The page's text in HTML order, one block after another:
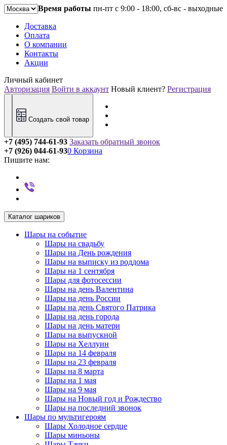
Время работы пн-пт с 9:00 - 18:00, сб-вс - выходные
Доставка
Оплата
О компании
Контакты
Акции
Личный кабинет
Авторизация Войти в аккаунт Новый клиент? Регистрация
Создать свой товар
+7 (495) 744-61-93 Заказать обратный звонок
+7 (926) 044-61-93
Пишите нам:
0 Корзина
Каталог шариков
Шары на событие
Шары на свадьбу
Шары на День рождения
Шары на выписку из роддома
Шары на 1 сентября
Шары для фотосессии
Шары на день Валентина
Шары на день России
Шары на день Святого Патрика
Шары на день города
Шары на день матери
Шары на выпускной
Шары на Хеллуин
Шары на 14 февраля
Шары на 23 февраля
Шары на 8 марта
Шары на 1 мая
Шары на 9 мая
Шары на Новый год и Рождество
Шары на последний звонок
Шары по мультигероям
Шары Холодное сердце
Шары миньоны